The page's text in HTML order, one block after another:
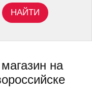
НАЙТИ
на